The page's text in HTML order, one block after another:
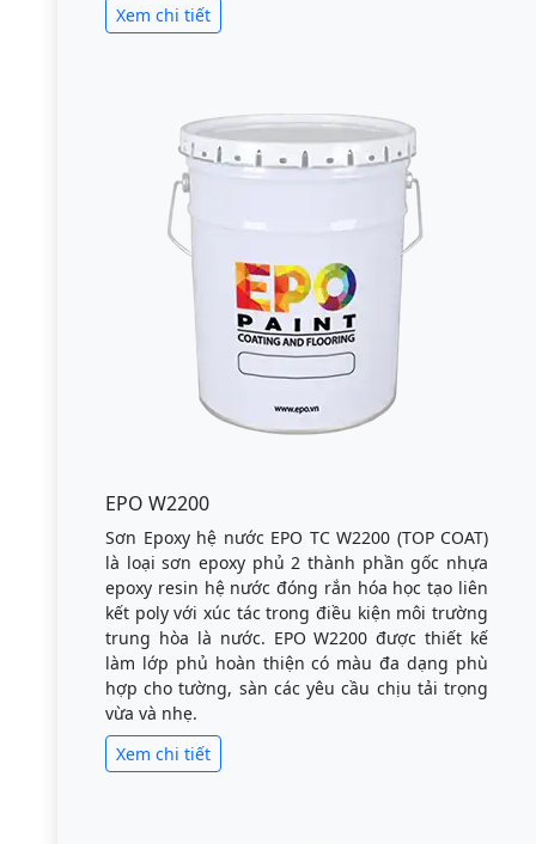
Xem chi tiết
EPO W2200
Sơn Epoxy hệ nước EPO TC W2200 (TOP COAT)
là loại sơn epoxy phủ 2 thành phần gốc nhựa
epoxy resin hệ nước đóng rắn hóa học tạo liên
kết poly với xúc tác trong điều kiện môi trường
trung hòa là nước. EPO W2200 được thiết kế
làm lớp phủ hoàn thiện có màu đa dạng phù
hợp cho tường, sàn các yêu cầu chịu tải trọng
vừa và nhẹ.
Xem chi tiết